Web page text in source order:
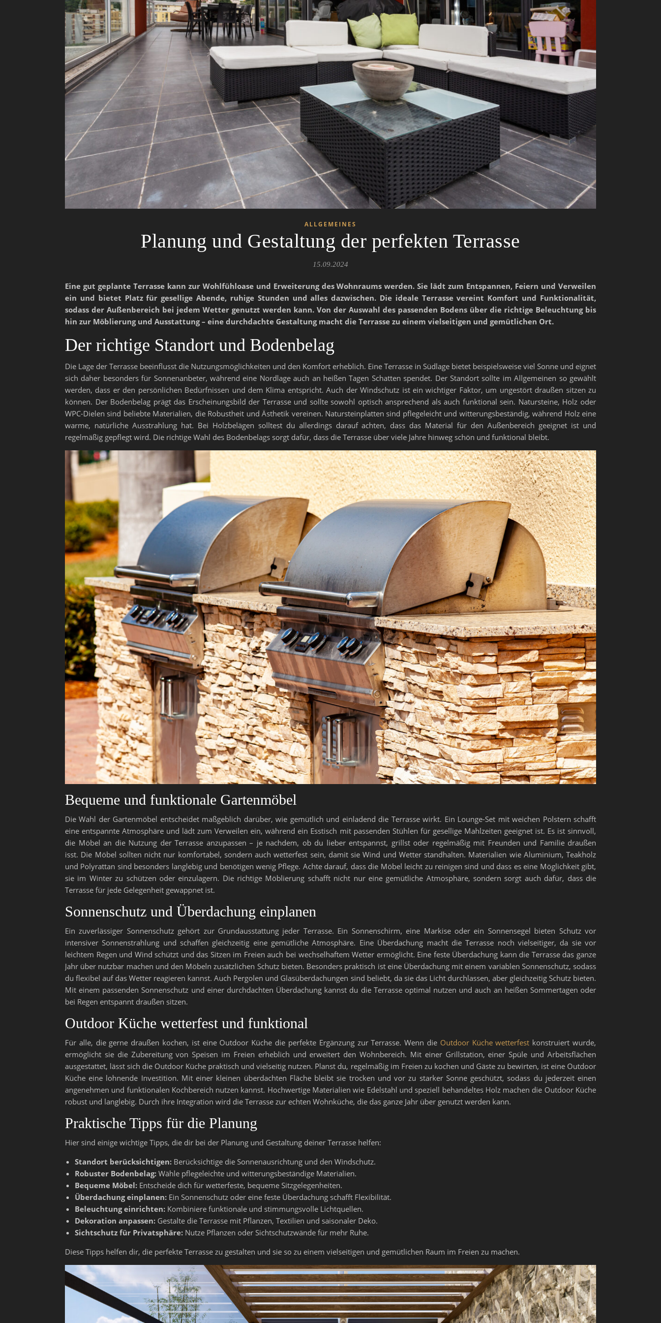
ALLGEMEINES
Planung und Gestaltung der perfekten Terrasse
15.09.2024
Eine gut geplante Terrasse kann zur Wohlfühloase und Erweiterung des Wohnraums werden. Sie lädt zum Entspannen, Feiern und Verweilen
ein und bietet Platz für gesellige Abende, ruhige Stunden und alles dazwischen. Die ideale Terrasse vereint Komfort und Funktionalität,
sodass der Außenbereich bei jedem Wetter genutzt werden kann. Von der Auswahl des passenden Bodens über die richtige Beleuchtung bis
hin zur Möblierung und Ausstattung – eine durchdachte Gestaltung macht die Terrasse zu einem vielseitigen und gemütlichen Ort.
Der richtige Standort und Bodenbelag
Die Lage der Terrasse beeinflusst die Nutzungsmöglichkeiten und den Komfort erheblich. Eine Terrasse in Südlage bietet beispielsweise viel Sonne und eignet
sich daher besonders für Sonnenanbeter, während eine Nordlage auch an heißen Tagen Schatten spendet. Der Standort sollte im Allgemeinen so gewählt
werden, dass er den persönlichen Bedürfnissen und dem Klima entspricht. Auch der Windschutz ist ein wichtiger Faktor, um ungestört draußen sitzen zu
können. Der Bodenbelag prägt das Erscheinungsbild der Terrasse und sollte sowohl optisch ansprechend als auch funktional sein. Natursteine, Holz oder
WPC-Dielen sind beliebte Materialien, die Robustheit und Ästhetik vereinen. Natursteinplatten sind pflegeleicht und witterungsbeständig, während Holz eine
warme, natürliche Ausstrahlung hat. Bei Holzbelägen solltest du allerdings darauf achten, dass das Material für den Außenbereich geeignet ist und
regelmäßig gepflegt wird. Die richtige Wahl des Bodenbelags sorgt dafür, dass die Terrasse über viele Jahre hinweg schön und funktional bleibt.
Bequeme und funktionale Gartenmöbel
Die Wahl der Gartenmöbel entscheidet maßgeblich darüber, wie gemütlich und einladend die Terrasse wirkt. Ein Lounge-Set mit weichen Polstern schafft
eine entspannte Atmosphäre und lädt zum Verweilen ein, während ein Esstisch mit passenden Stühlen für gesellige Mahlzeiten geeignet ist. Es ist sinnvoll,
die Möbel an die Nutzung der Terrasse anzupassen – je nachdem, ob du lieber entspannst, grillst oder regelmäßig mit Freunden und Familie draußen
isst. Die Möbel sollten nicht nur komfortabel, sondern auch wetterfest sein, damit sie Wind und Wetter standhalten. Materialien wie Aluminium, Teakholz
und Polyrattan sind besonders langlebig und benötigen wenig Pflege. Achte darauf, dass die Möbel leicht zu reinigen sind und dass es eine Möglichkeit gibt,
sie im Winter zu schützen oder einzulagern. Die richtige Möblierung schafft nicht nur eine gemütliche Atmosphäre, sondern sorgt auch dafür, dass die
Terrasse für jede Gelegenheit gewappnet ist.
Sonnenschutz und Überdachung einplanen
Ein zuverlässiger Sonnenschutz gehört zur Grundausstattung jeder Terrasse. Ein Sonnenschirm, eine Markise oder ein Sonnensegel bieten Schutz vor
intensiver Sonnenstrahlung und schaffen gleichzeitig eine gemütliche Atmosphäre. Eine Überdachung macht die Terrasse noch vielseitiger, da sie vor
leichtem Regen und Wind schützt und das Sitzen im Freien auch bei wechselhaftem Wetter ermöglicht. Eine feste Überdachung kann die Terrasse das ganze
Jahr über nutzbar machen und den Möbeln zusätzlichen Schutz bieten. Besonders praktisch ist eine Überdachung mit einem variablen Sonnenschutz, sodass
du flexibel auf das Wetter reagieren kannst. Auch Pergolen und Glasüberdachungen sind beliebt, da sie das Licht durchlassen, aber gleichzeitig Schutz bieten.
Mit einem passenden Sonnenschutz und einer durchdachten Überdachung kannst du die Terrasse optimal nutzen und auch an heißen Sommertagen oder
bei Regen entspannt draußen sitzen.
Outdoor Küche wetterfest und funktional
Für alle, die gerne draußen kochen, ist eine Outdoor Küche die perfekte Ergänzung zur Terrasse. Wenn die Outdoor Küche wetterfest konstruiert wurde,
ermöglicht sie die Zubereitung von Speisen im Freien erheblich und erweitert den Wohnbereich. Mit einer Grillstation, einer Spüle und Arbeitsflächen
ausgestattet, lässt sich die Outdoor Küche praktisch und vielseitig nutzen. Planst du, regelmäßig im Freien zu kochen und Gäste zu bewirten, ist eine Outdoor
Küche eine lohnende Investition. Mit einer kleinen überdachten Fläche bleibt sie trocken und vor zu starker Sonne geschützt, sodass du jederzeit einen
angenehmen und funktionalen Kochbereich nutzen kannst. Hochwertige Materialien wie Edelstahl und speziell behandeltes Holz machen die Outdoor Küche
robust und langlebig. Durch ihre Integration wird die Terrasse zur echten Wohnküche, die das ganze Jahr über genutzt werden kann.
Praktische Tipps für die Planung
Hier sind einige wichtige Tipps, die dir bei der Planung und Gestaltung deiner Terrasse helfen:
Standort berücksichtigen: Berücksichtige die Sonnenausrichtung und den Windschutz.
Robuster Bodenbelag: Wähle pflegeleichte und witterungsbeständige Materialien.
Bequeme Möbel: Entscheide dich für wetterfeste, bequeme Sitzgelegenheiten.
Überdachung einplanen: Ein Sonnenschutz oder eine feste Überdachung schafft Flexibilität.
Beleuchtung einrichten: Kombiniere funktionale und stimmungsvolle Lichtquellen.
Dekoration anpassen: Gestalte die Terrasse mit Pflanzen, Textilien und saisonaler Deko.
Sichtschutz für Privatsphäre: Nutze Pflanzen oder Sichtschutzwände für mehr Ruhe.
Diese Tipps helfen dir, die perfekte Terrasse zu gestalten und sie so zu einem vielseitigen und gemütlichen Raum im Freien zu machen.